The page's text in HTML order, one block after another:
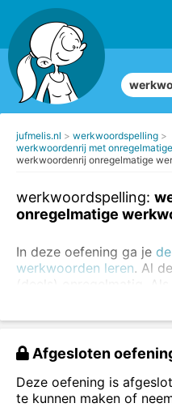
jufmelis.nl
werkwoordspelling
werkwoordenrij met
werkwoordenrij onregelmatige
werkwoordspelling:
onregelmatige
In deze oefening ga je
werkwoorden leren. Al
(deels) onregelmatig.
maken.
Oefen altijd eerst de
kuntde regelmatige en
ook in zinnen oefenen.
Vul de juiste vorm van
Afgesloten
Deze oefening is
te kunnen maken of